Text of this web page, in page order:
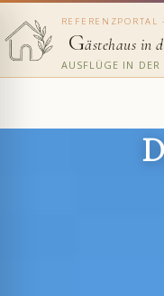
REFERENZPORTAL
Gästehaus in
AUSFLÜGE IN DER